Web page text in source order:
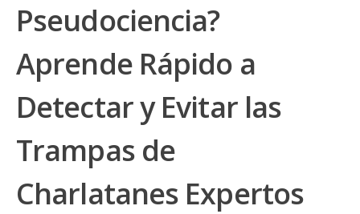
Pseudociencia?
Aprende Rápido a
Detectar y Evitar las
Trampas de
Charlatanes Expertos